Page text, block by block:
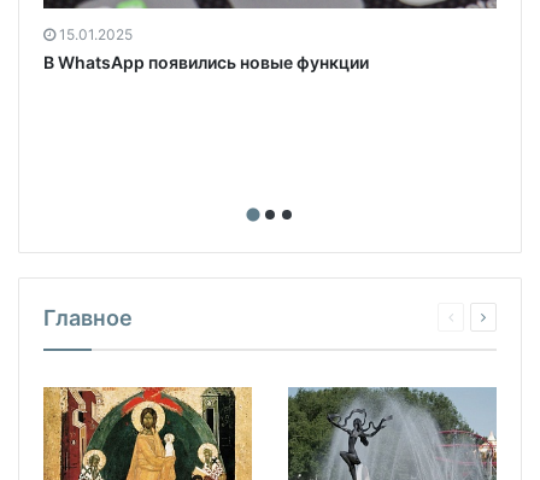
15.01.2025
В WhatsApp появились новые функции
Главное